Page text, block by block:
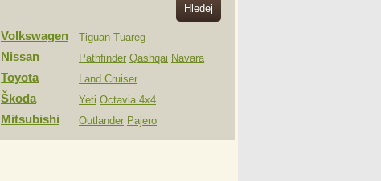
Volkswagen Tiguan Tuareg
Nissan Pathfinder Qashqai Navara
Toyota Land Cruiser
Škoda Yeti Octavia 4x4
Mitsubishi Outlander Pajero